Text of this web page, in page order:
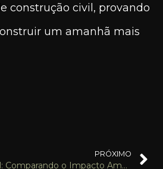
construção civil, provando
um amanhã mais
PRÓXIMO
Sustentabilidade na Construção Civil: Comparando o Impacto Ambiental das Construções Tradicionais e Modulares